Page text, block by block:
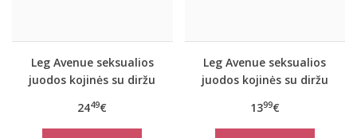
Leg Avenue seksualios
juodos kojinės su diržu
2449€
Leg Avenue seksualios
juodos kojinės su diržu
1399€